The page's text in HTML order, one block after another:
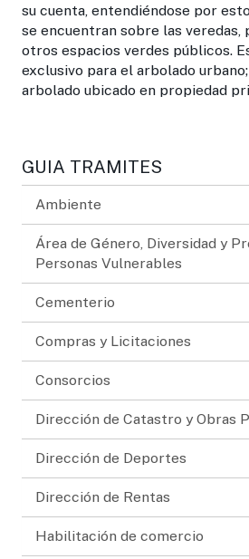
su cuenta, entendiéndose por
se encuentran sobre las veredas,
otros espacios verdes públicos.
exclusivo para el arbolado
arbolado ubicado en propiedad
GUIA TRAMITES
Ambiente
Área de Género, Diversidad y
Personas Vulnerables
Cementerio
Compras y Licitaciones
Consorcios
Dirección de Catastro y Obras
Dirección de Deportes
Dirección de Rentas
Habilitación de comercio